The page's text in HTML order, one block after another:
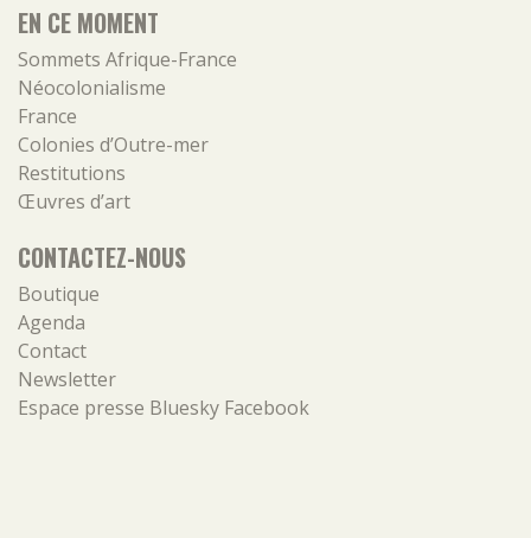
EN CE MOMENT
Sommets Afrique-France
Néocolonialisme
France
Colonies d’Outre-mer
Restitutions
Œuvres d’art
CONTACTEZ-NOUS
Boutique
Agenda
Contact
Newsletter
Espace presse Bluesky Facebook